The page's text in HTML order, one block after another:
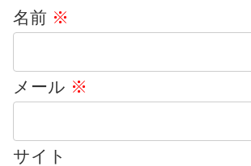
名前 ※
メール ※
サイト